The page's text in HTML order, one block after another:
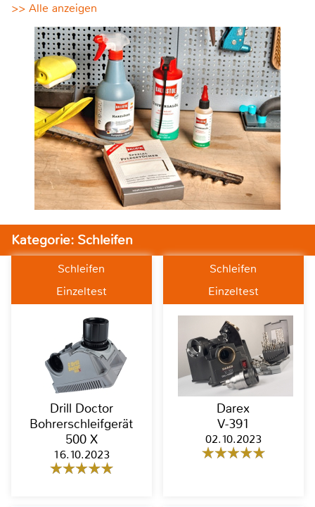
>> Alle anzeigen
Kategorie: Schleifen
Schleifen
Einzeltest
Drill Doctor
Bohrerschleifgerät
500 X
16.10.2023
Schleifen
Einzeltest
Darex
V-391
02.10.2023